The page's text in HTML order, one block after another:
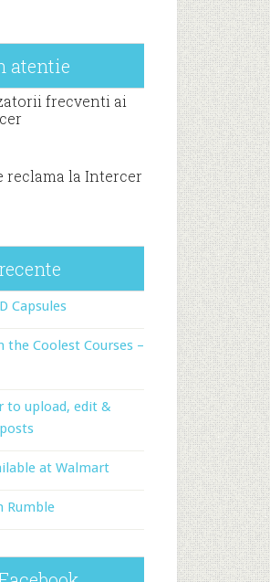
atentie
frecventi ai
reclama la Intercer
Capsules
the Coolest Courses –
to upload, edit &
at Walmart
Rumble